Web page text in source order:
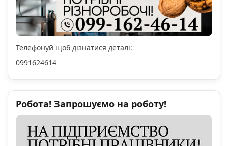
Телефонуй щоб дізнатися деталі:
0991624614
Робота! Запрошуємо на роботу!